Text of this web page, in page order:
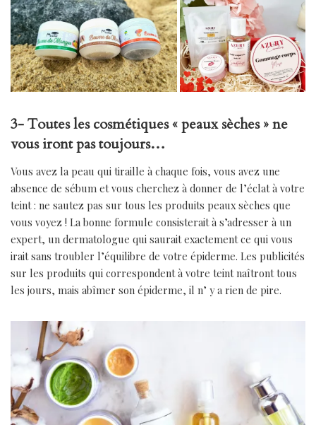
3- Toutes les cosmétiques « peaux sèches » ne
vous iront pas toujours…
Vous avez la peau qui tiraille à chaque fois, vous avez une
absence de sébum et vous cherchez à donner de l’éclat à votre
teint : ne sautez pas sur tous les produits peaux sèches que
vous voyez ! La bonne formule consisterait à s’adresser à un
expert, un dermatologue qui saurait exactement ce qui vous
irait sans troubler l’équilibre de votre épiderme. Les publicités
sur les produits qui correspondent à votre teint naîtront tous
les jours, mais abîmer son épiderme, il n’ y a rien de pire.